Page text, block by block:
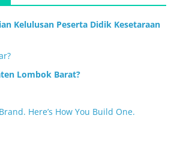
Kelulusan Peserta Didik Kesetaraan
Lombok Barat?
Here’s How You Build One.